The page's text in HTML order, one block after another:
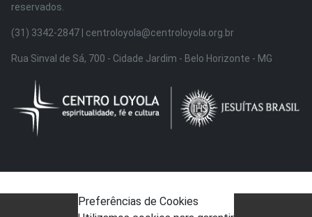
reservados.
(31) 3342-2847 | centroloyola@centroloyola.org.br
Rua Sinval de Sá, 700 - Cidade Jardim - Belo Horizonte - MG
Preferências de Cookies